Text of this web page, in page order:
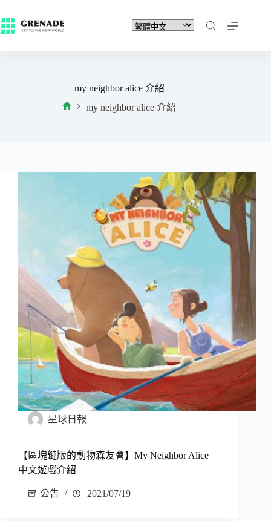
my neighbor alice 介紹
my neighbor alice 介紹
星球日報
【區塊鏈版的動物森友會】My Neighbor Alice
中文遊戲介紹
公告 2021/07/19